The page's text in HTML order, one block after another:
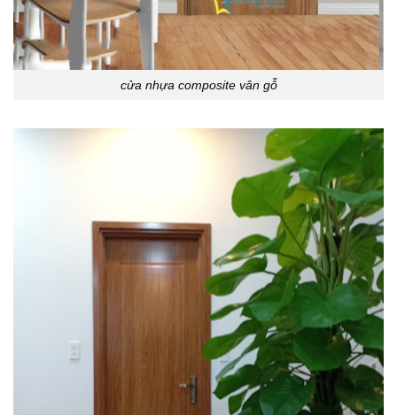
cửa nhựa composite vân gỗ